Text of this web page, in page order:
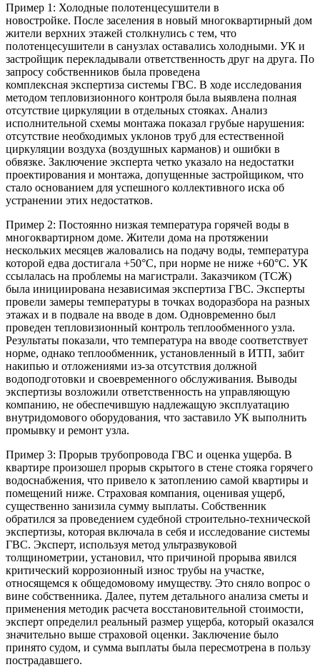
Пример 1: Холодные полотенцесушители в
новостройке. После заселения в новый многоквартирный дом
жители верхних этажей столкнулись с тем, что
полотенцесушители в санузлах оставались холодными. УК и
застройщик перекладывали ответственность друг на друга. По
запросу собственников была проведена
комплексная экспертиза системы ГВС. В ходе исследования
методом тепловизионного контроля была выявлена полная
отсутствие циркуляции в отдельных стояках. Анализ
исполнительной схемы монтажа показал грубые нарушения:
отсутствие необходимых уклонов труб для естественной
циркуляции воздуха (воздушных карманов) и ошибки в
обвязке. Заключение эксперта четко указало на недостатки
проектирования и монтажа, допущенные застройщиком, что
стало основанием для успешного коллективного иска об
устранении этих недостатков.
Пример 2: Постоянно низкая температура горячей воды в
многоквартирном доме. Жители дома на протяжении
нескольких месяцев жаловались на подачу воды, температура
которой едва достигала +50°C, при норме не ниже +60°C. УК
ссылалась на проблемы на магистрали. Заказчиком (ТСЖ)
была инициирована независимая экспертиза ГВС. Эксперты
провели замеры температуры в точках водоразбора на разных
этажах и в подвале на вводе в дом. Одновременно был
проведен тепловизионный контроль теплообменного узла.
Результаты показали, что температура на вводе соответствует
норме, однако теплообменник, установленный в ИТП, забит
накипью и отложениями из-за отсутствия должной
водоподготовки и своевременного обслуживания. Выводы
экспертизы возложили ответственность на управляющую
компанию, не обеспечившую надлежащую эксплуатацию
внутридомового оборудования, что заставило УК выполнить
промывку и ремонт узла.
Пример 3: Прорыв трубопровода ГВС и оценка ущерба. В
квартире произошел прорыв скрытого в стене стояка горячего
водоснабжения, что привело к затоплению самой квартиры и
помещений ниже. Страховая компания, оценивая ущерб,
существенно занизила сумму выплаты. Собственник
обратился за проведением судебной строительно-технической
экспертизы, которая включала в себя и исследование системы
ГВС. Эксперт, используя метод ультразвуковой
толщинометрии, установил, что причиной прорыва явился
критический коррозионный износ трубы на участке,
относящемся к общедомовому имуществу. Это сняло вопрос о
вине собственника. Далее, путем детального анализа сметы и
применения методик расчета восстановительной стоимости,
эксперт определил реальный размер ущерба, который оказался
значительно выше страховой оценки. Заключение было
принято судом, и сумма выплаты была пересмотрена в пользу
пострадавшего.